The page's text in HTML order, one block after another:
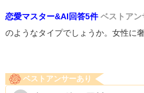
恋愛マスター&AI回答5件 ベストアン
のようなタイプでしょうか。女性に
ベストアンサーあり